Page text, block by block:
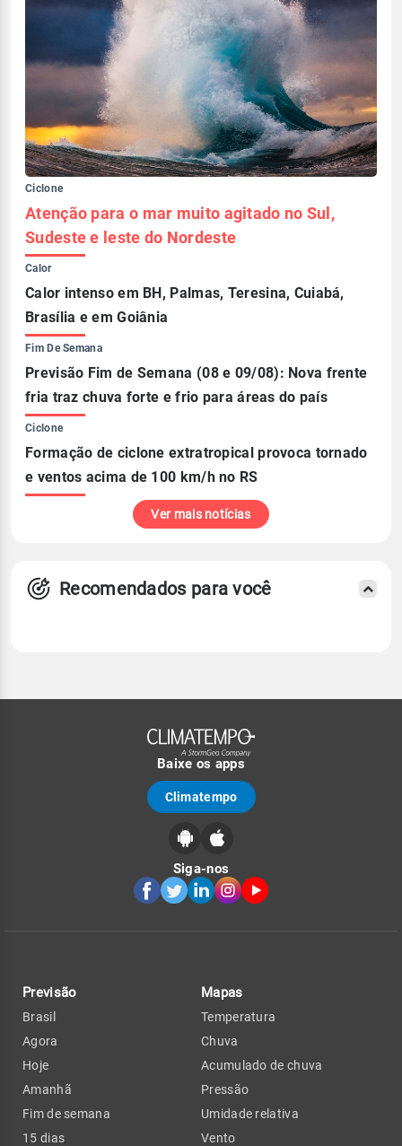
Ciclone
Atenção para o mar muito agitado no Sul,
Sudeste e leste do Nordeste
Calor
Calor intenso em BH, Palmas, Teresina, Cuiabá,
Brasília e em Goiânia
Fim De Semana
Previsão Fim de Semana (08 e 09/08): Nova frente
fria traz chuva forte e frio para áreas do país
Ciclone
Formação de ciclone extratropical provoca tornado
e ventos acima de 100 km/h no RS
Ver mais notícias
Recomendados para você
Baixe os apps
Climatempo
Siga-nos
Previsão
Brasil
Agora
Hoje
Amanhã
Fim de semana
15 dias
Mapas
Temperatura
Chuva
Acumulado de chuva
Pressão
Umidade relativa
Vento